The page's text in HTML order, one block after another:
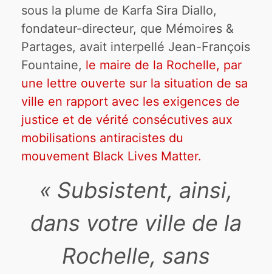
sous la plume de Karfa Sira Diallo,
fondateur-directeur, que Mémoires &
Partages, avait interpellé Jean-François
Fountaine, le maire de la Rochelle, par
une lettre ouverte sur la situation de sa
ville en rapport avec les exigences de
justice et de vérité consécutives aux
mobilisations antiracistes du
mouvement Black Lives Matter.
« Subsistent, ainsi,
dans votre ville de la
Rochelle, sans